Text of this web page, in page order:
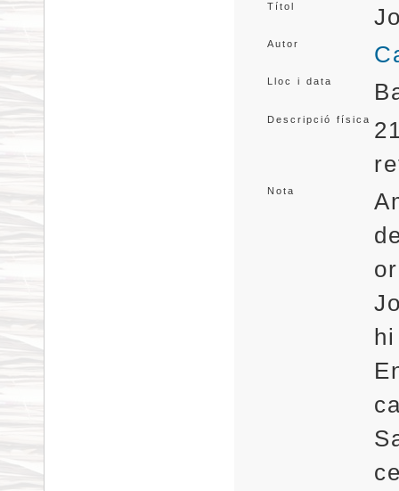
Títol
Autor
Lloc i data
Descripció física
Nota